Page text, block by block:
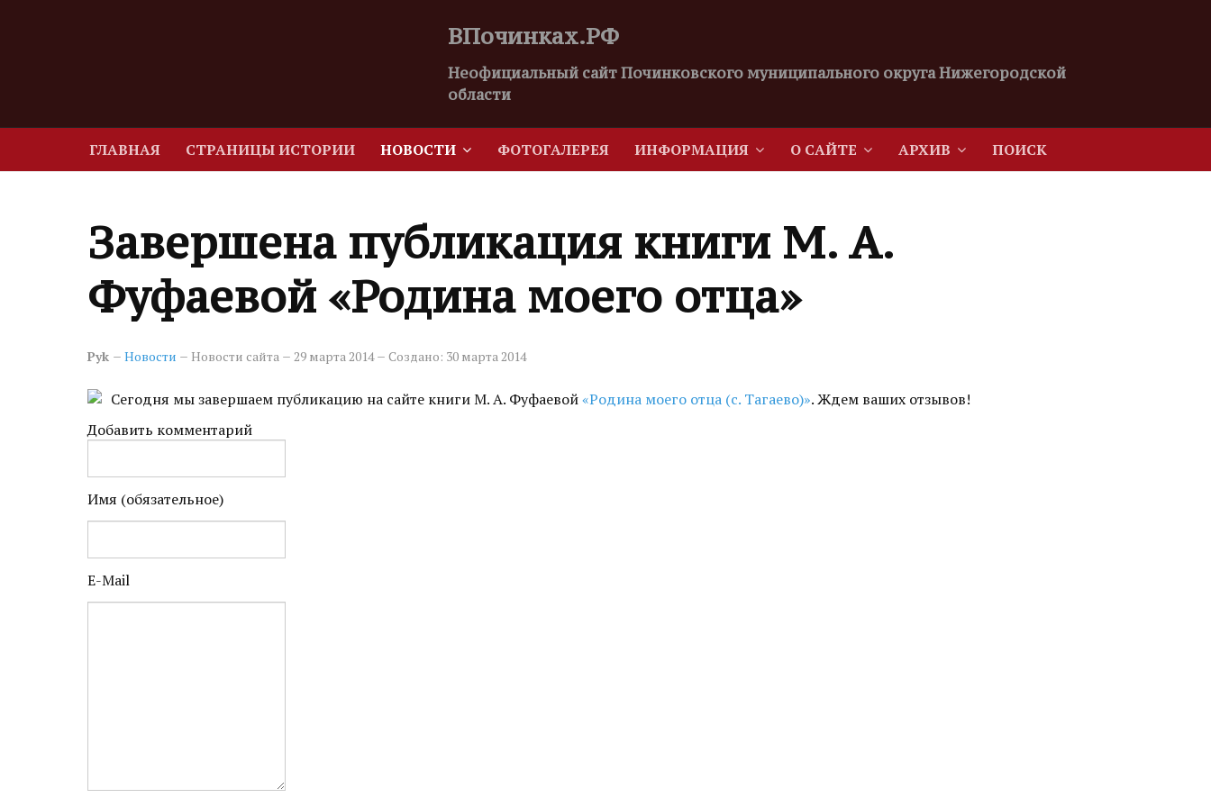
ВПочинках.РФ
Неофициальный сайт Починковского муниципального округа Нижегородской
области
ГЛАВНАЯ СТРАНИЦЫ ИСТОРИИ НОВОСТИ ФОТОГАЛЕРЕЯ ИНФОРМАЦИЯ О САЙТЕ АРХИВ ПОИСК
Завершена публикация книги М. А.
Фуфаевой «Родина моего отца»
Pyk Новости Новости сайта 29 марта 2014 Создано: 30 марта 2014
Сегодня мы завершаем публикацию на сайте книги М. А. Фуфаевой«Родина моего отца (с. Тагаево)». Ждем ваших отзывов!
Добавить комментарий
Имя (обязательное)
E-Mail